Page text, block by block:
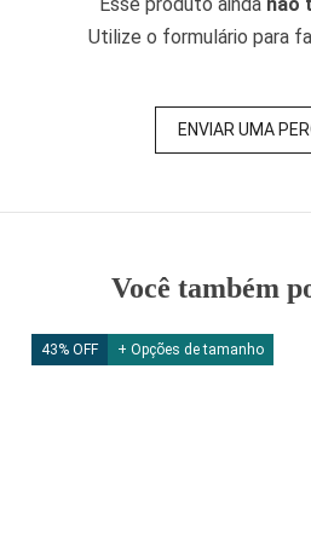
Utilize o formulário para
ENVIAR UMA
Você também
43% OFF + Opções de tamanho